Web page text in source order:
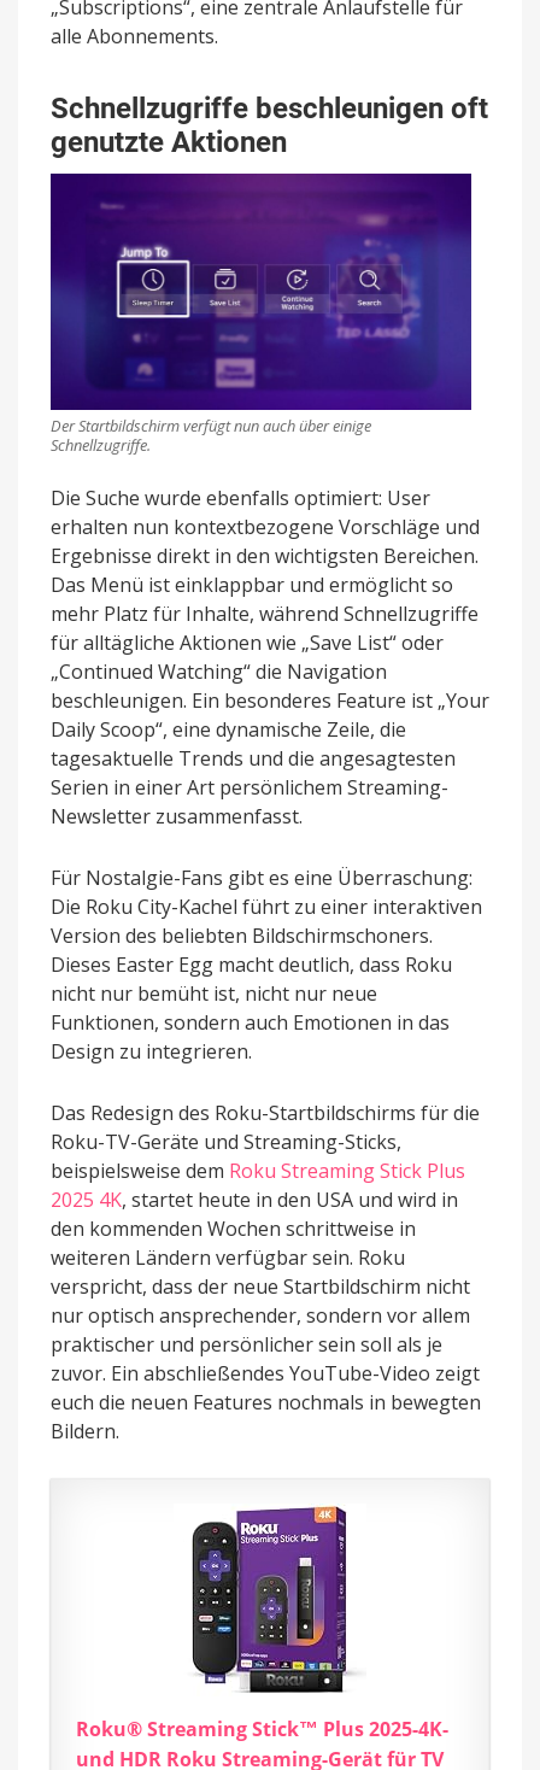
„Subscriptions“, eine zentrale Anlaufstelle für
alle Abonnements.
Schnellzugriffe beschleunigen oft
genutzte Aktionen
Der Startbildschirm verfügt nun auch über einige
Schnellzugriffe.
Die Suche wurde ebenfalls optimiert: User
erhalten nun kontextbezogene Vorschläge und
Ergebnisse direkt in den wichtigsten Bereichen.
Das Menü ist einklappbar und ermöglicht so
mehr Platz für Inhalte, während Schnellzugriffe
für alltägliche Aktionen wie „Save List“ oder
„Continued Watching“ die Navigation
beschleunigen. Ein besonderes Feature ist „Your
Daily Scoop“, eine dynamische Zeile, die
tagesaktuelle Trends und die angesagtesten
Serien in einer Art persönlichem Streaming-
Newsletter zusammenfasst.
Für Nostalgie-Fans gibt es eine Überraschung:
Die Roku City-Kachel führt zu einer interaktiven
Version des beliebten Bildschirmschoners.
Dieses Easter Egg macht deutlich, dass Roku
nicht nur bemüht ist, nicht nur neue
Funktionen, sondern auch Emotionen in das
Design zu integrieren.
Das Redesign des Roku-Startbildschirms für die
Roku-TV-Geräte und Streaming-Sticks,
beispielsweise dem Roku Streaming Stick Plus
2025 4K, startet heute in den USA und wird in
den kommenden Wochen schrittweise in
weiteren Ländern verfügbar sein. Roku
verspricht, dass der neue Startbildschirm nicht
nur optisch ansprechender, sondern vor allem
praktischer und persönlicher sein soll als je
zuvor. Ein abschließendes YouTube-Video zeigt
euch die neuen Features nochmals in bewegten
Bildern.
Roku® Streaming Stick™ Plus 2025-4K-
und HDR Roku Streaming-Gerät für TV